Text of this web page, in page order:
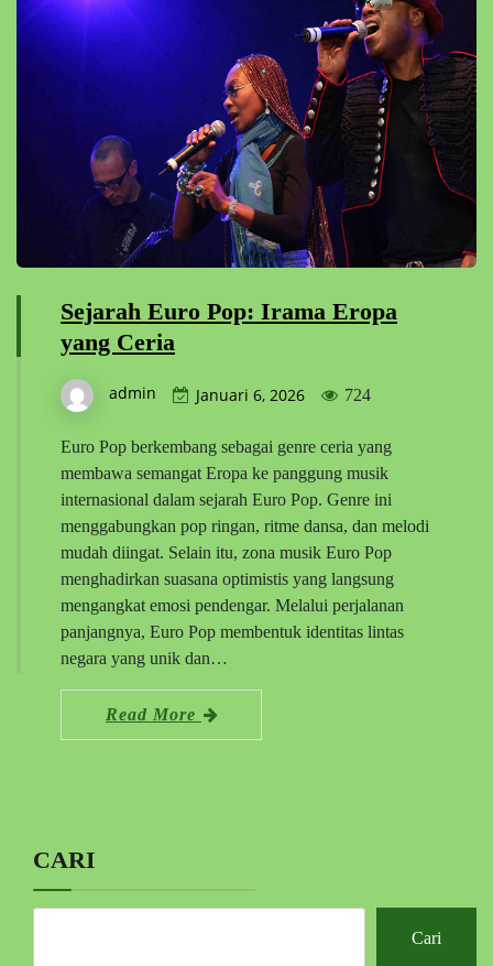
Sejarah Euro Pop: Irama Eropa
yang Ceria
admin Januari 6, 2026 724
Euro Pop berkembang sebagai genre ceria yang
membawa semangat Eropa ke panggung musik
internasional dalam sejarah Euro Pop. Genre ini
menggabungkan pop ringan, ritme dansa, dan melodi
mudah diingat. Selain itu, zona musik Euro Pop
menghadirkan suasana optimistis yang langsung
mengangkat emosi pendengar. Melalui perjalanan
panjangnya, Euro Pop membentuk identitas lintas
negara yang unik dan…
Read More
CARI
Cari